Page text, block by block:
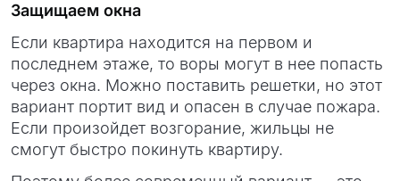
Защищаем окна
Если квартира находится на первом и
последнем этаже, то воры могут в нее попасть
через окна. Можно поставить решетки, но этот
вариант портит вид и опасен в случае пожара.
Если произойдет возгорание, жильцы не
смогут быстро покинуть квартиру.